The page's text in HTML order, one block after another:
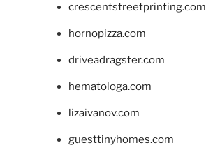
crescentstreetprinting.com
hornopizza.com
driveadragster.com
hematologa.com
lizaivanov.com
guesttinyhomes.com